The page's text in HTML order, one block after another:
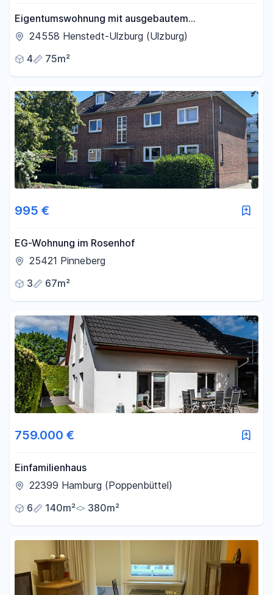
Eigentumswohnung mit ausgebautem
Dachgeschoss, Garage, neuem Dach & neuen
24558 Henstedt-Ulzburg (Ulzburg)
4
75m²
995 €
EG-Wohnung im Rosenhof
25421 Pinneberg
3
67m²
759.000 €
Einfamilienhaus
22399 Hamburg (Poppenbüttel)
6
140m² 380m²